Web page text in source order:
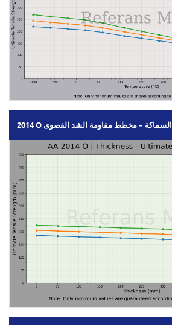
2014 O السماكة – مخطط مقاومة الشد القصوى